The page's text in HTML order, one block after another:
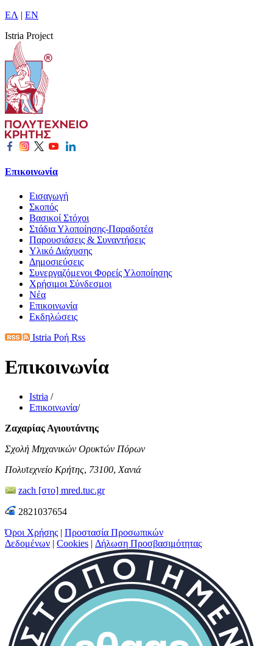
ΕΛ | EN
Istria Project
Επικοινωνία
Εισαγωγή
Σκοπός
Βασικοί Στόχοι
Στάδια Υλοποίησης-Παραδοτέα
Παρουσιάσεις & Συναντήσεις
Υλικό Διάχυσης
Δημοσιεύσεις
Συνεργαζόμενοι Φορείς Υλοποίησης
Χρήσιμοι Σύνδεσμοι
Νέα
Επικοινωνία
Εκδηλώσεις
Istria Ροή Rss
Επικοινωνία
Istria /
Επικοινωνία/
Ζαχαρίας Αγιουτάντης
Σχολή Μηχανικών Ορυκτών Πόρων
Πολυτεχνείο Κρήτης, 73100,Χανιά
zach [στο] mred.tuc.gr
2821037654
Όροι Χρήσης | Προστασία Προσωπικών
Δεδομένων | Cookies | Δήλωση Προσβασιμότητας